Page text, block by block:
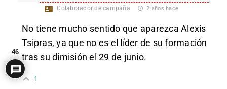
Colaborador de campaña 2 años hace
No tiene mucho sentido que aparezca Alexis
Tsipras, ya que no es el líder de su formación
tras su dimisión el 29 de junio.
1
46